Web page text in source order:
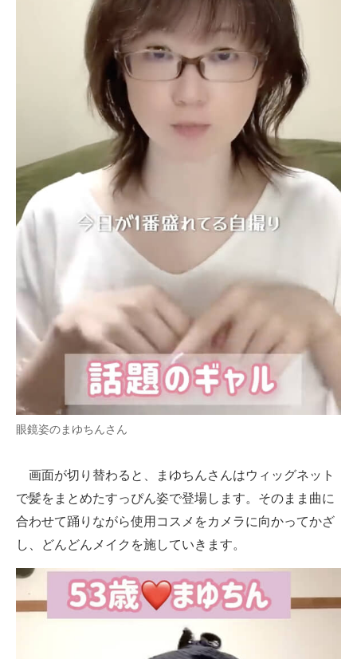
眼鏡姿のまゆちんさん
画面が切り替わると、まゆちんさんはウィッグネット
で髪をまとめたすっぴん姿で登場します。そのまま曲に
合わせて踊りながら使用コスメをカメラに向かってかざ
し、どんどんメイクを施していきます。